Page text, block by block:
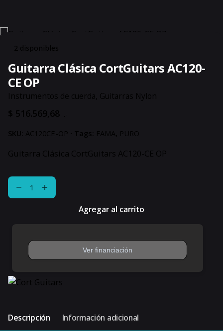
2 disponibles
Guitarra Clásica CortGuitars AC120-
CE OP
Instrumentos de cuerda Guitarras Nylon
$ 516.569,68 .-
SKU: AC120CE-OP Tags: FAMA PURO
Guitarra Clásica CortGuitars AC120-CE OP
Guitarra
Clásica
Agregar al carrito
Descripción Información adicional